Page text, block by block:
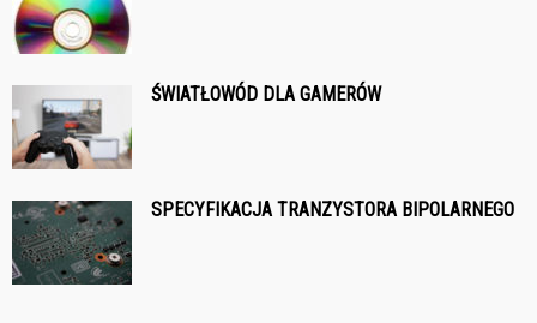
ŚWIATŁOWÓD DLA GAMERÓW
SPECYFIKACJA TRANZYSTORA BIPOLARNEGO